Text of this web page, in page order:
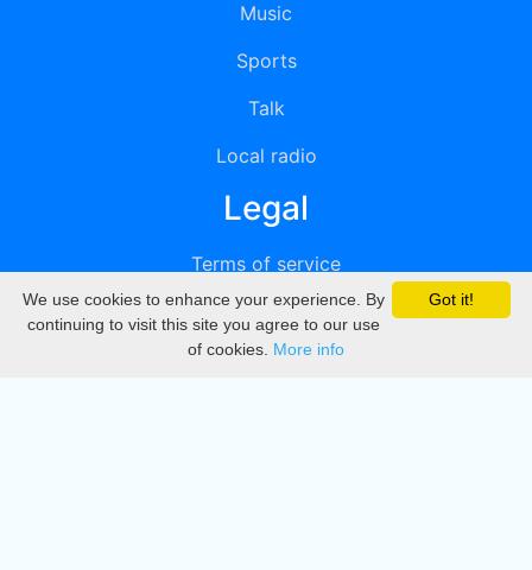
Music
Sports
Talk
Local radio
Legal
Terms of service
Privacy
DMCA
Got it!
We use cookies to enhance your experience. By
continuing to visit this site you agree to our use
of cookies. More info